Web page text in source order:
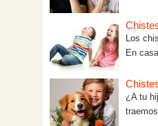
Los
En
¿A tu